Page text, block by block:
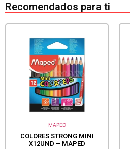
Recomendados para ti
MAPED
COLORES STRONG MINI
X12UND – MAPED